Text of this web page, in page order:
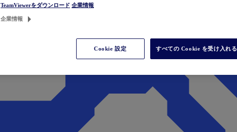
TeamViewerをダウンロード 企業情報
企業情報
Cookie 設定 すべての Cookie を受け入れる